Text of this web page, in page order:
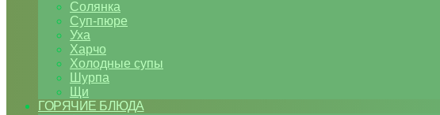
Солянка
Суп-пюре
Уха
Харчо
Холодные супы
Шурпа
Щи
ГОРЯЧИЕ БЛЮДА